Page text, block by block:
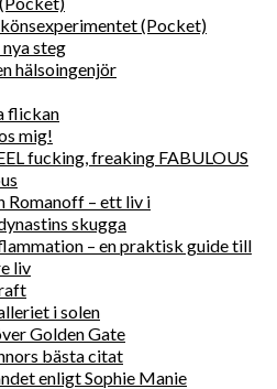
(Pocket)
steg
hälsoingenjör
flickan
mig!
fucking, freaking FABULOUS
Romanoff – ett liv i
skugga
– en praktisk guide till
liv
i solen
Golden Gate
bästa citat
enligt Sophie Manie